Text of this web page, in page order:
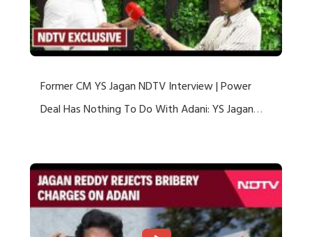
Former CM YS Jagan NDTV Interview | Power
Deal Has Nothing To Do With Adani: YS Jagan